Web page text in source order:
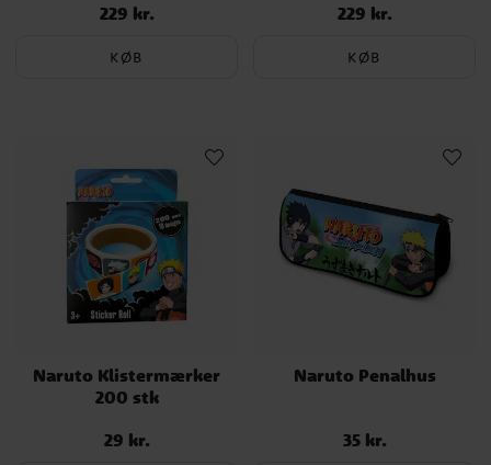
Pris:229 kr.
229 kr.
KØB
Pris:229 kr.
229 kr.
KØB
Naruto Klistermærker
200 stk
Pris: 29 kr.
29 kr.
Naruto Penalhus
Pris: 35 kr.
35 kr.